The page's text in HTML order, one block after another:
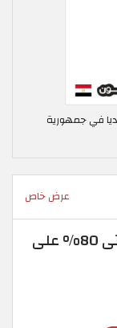
في جمهورية
عرض خاص
كود خصم Expedia 2026 | خصم حتى 80% على